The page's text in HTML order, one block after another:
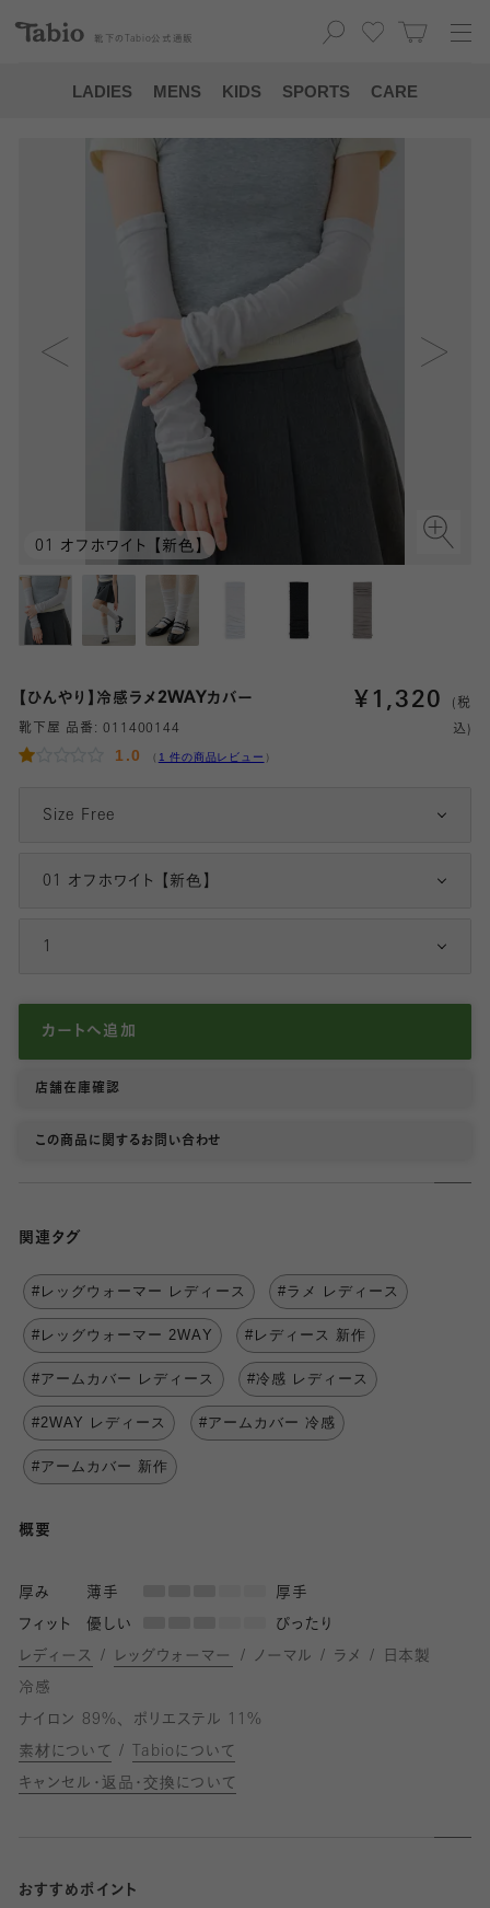
靴下の Tabio 公式通販
LADIES MENS KIDS SPORTS CARE
01 オフホワイト 【新色】
【ひんやり】冷感ラメ2WAYカバー
靴下屋 品番: 011400144
1.0 （ 1 件の商品レビュー ）
¥ 1,320
(税
込)
Size Free
01 オフホワイト 【新色】
カートへ追加
店舗在庫確認
この商品に関するお問い合わせ
関連タグ
#レッグウォーマー レディース #ラメ レディース
#レッグウォーマー 2WAY #レディース 新作
#アームカバー レディース #冷感 レディース
#2WAY レディース #アームカバー 冷感
#アームカバー 新作
概要
厚み 薄手
厚手
フィット
優しい
ぴったり
レディース
レッグウォーマー ノーマル ラメ
日本製
冷感
ナイロン 89%
ポリエステル 11%
素材について
Tabioについて
キャンセル・返品・交換について
おすすめポイント